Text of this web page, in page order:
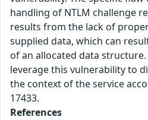
handling of NTLM challenge
results from the lack of
supplied data, which can
of an allocated data
leverage this vulnerability to
the context of the service
17433.
References